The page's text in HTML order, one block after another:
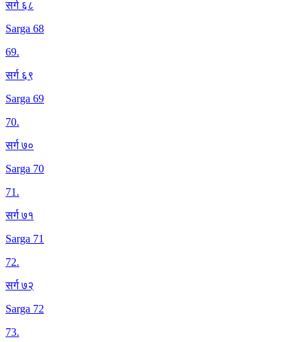
सर्ग ६८
Sarga 68
69.
सर्ग ६९
Sarga 69
70.
सर्ग ७०
Sarga 70
71.
सर्ग ७१
Sarga 71
72.
सर्ग ७२
Sarga 72
73.